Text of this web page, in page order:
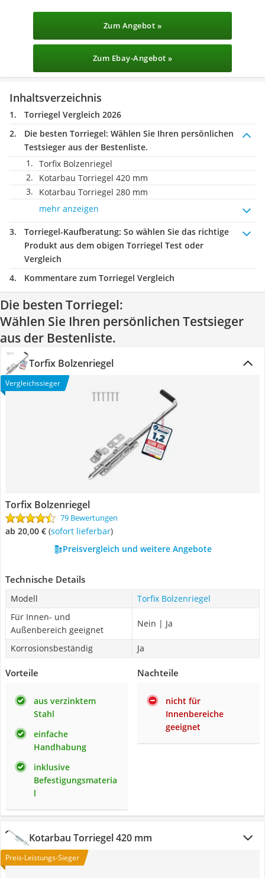
Zum Angebot »
Zum Ebay-Angebot »
Inhaltsverzeichnis
Torriegel Vergleich 2026
Die besten Torriegel: Wählen Sie Ihren persönlichen
Testsieger aus der Bestenliste.
Torfix Bolzenriegel
Kotarbau Torriegel 420 mm
Kotarbau Torriegel 280 mm
mehr anzeigen
Torriegel-Kaufberatung: So wählen Sie das richtige
Produkt aus dem obigen Torriegel Test oder
Vergleich
Kommentare zum Torriegel Vergleich
Die besten Torriegel:
Wählen Sie Ihren persönlichen Testsieger
aus der Bestenliste.
Torfix Bolzenriegel
Vergleichssieger
Torfix Bolzenriegel
79 Bewertungen
ab 20,00 € ( Sofort lieferbar)
Preisvergleich und weitere Angebote
Technische Details
Modell
Torfix Bolzenriegel
Für Innen- und
Außenbereich geeignet
Nein | Ja
Korrosionsbeständig Ja
Vorteile
aus verzinktem
Stahl
einfache
Handhabung
inklusive
Befestigungsmateria
l
Nachteile
nicht für
Innenbereiche
geeignet
Kotarbau Torriegel 420 mm
Preis-Leistungs-Sieger